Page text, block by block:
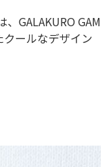
GALAKURO GAM
ールなデザイン